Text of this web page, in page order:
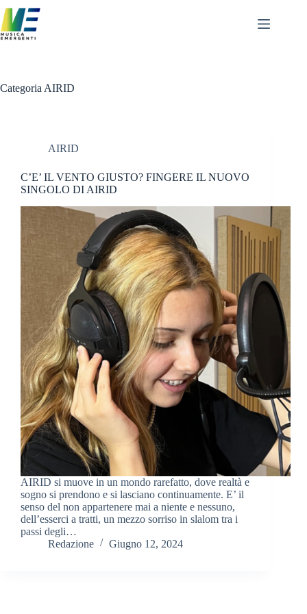
al
contenuto
Categoria AIRID
AIRID
C’E’ IL VENTO GIUSTO? FINGERE IL NUOVO
SINGOLO DI AIRID
AIRID si muove in un mondo rarefatto, dove realtà e
sogno si prendono e si lasciano continuamente. E’ il
senso del non appartenere mai a niente e nessuno,
dell’esserci a tratti, un mezzo sorriso in slalom tra i
passi degli…
Redazione
Giugno 12, 2024